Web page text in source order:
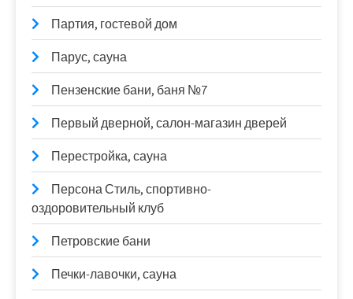
Партия, гостевой дом
Парус, сауна
Пензенские бани, баня №7
Первый дверной, салон-магазин дверей
Перестройка, сауна
Персона Стиль, спортивно-
оздоровительный клуб
Петровские бани
Печки-лавочки, сауна